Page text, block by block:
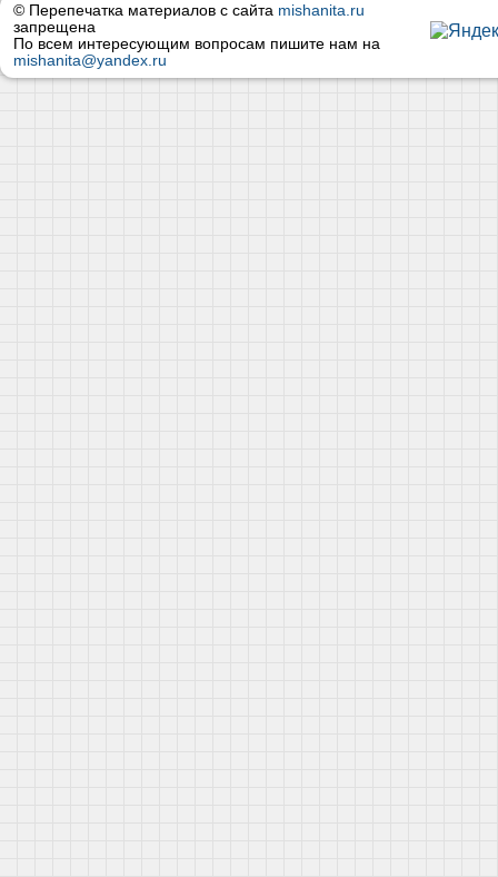
© Перепечатка материалов с сайта mishanita.ru
запрещена
По всем интересующим вопросам пишите нам на
mishanita@yandex.ru